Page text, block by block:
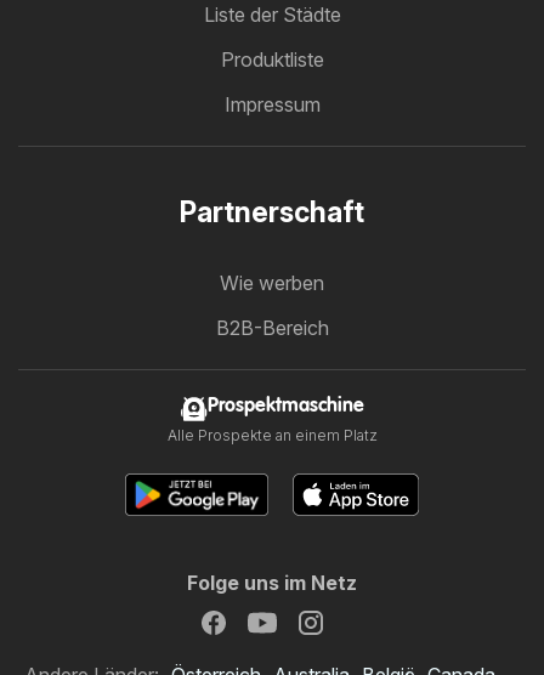
Liste der Städte
Produktliste
Impressum
Partnerschaft
Wie werben
B2B-Bereich
Prospektmaschine
Alle Prospekte an einem Platz
Folge uns im Netz